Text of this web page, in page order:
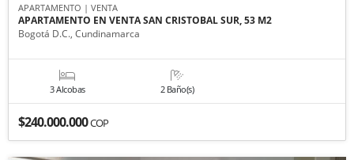
APARTAMENTO | VENTA
APARTAMENTO EN VENTA SAN CRISTOBAL SUR, 53 M2
Bogotá D.C., Cundinamarca
3 Alcobas 2 Baño(s)
$240.000.000COP